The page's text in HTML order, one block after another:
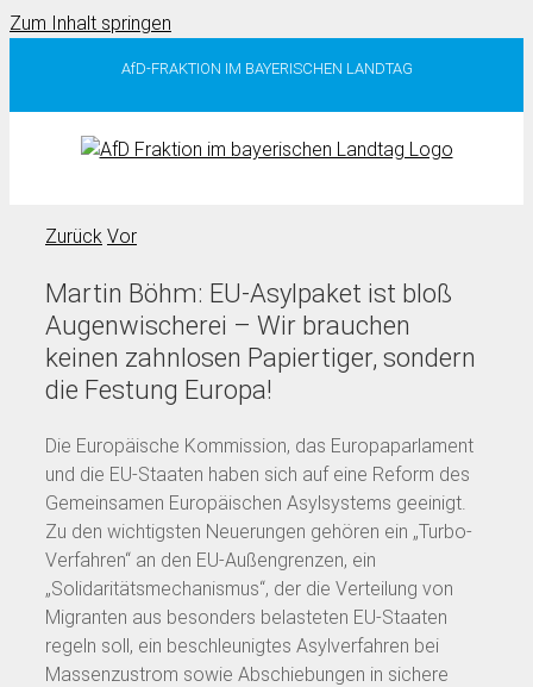
Zum Inhalt springen
AfD-FRAKTION IM BAYERISCHEN LANDTAG
Zurück Vor
Martin Böhm: EU-Asylpaket ist bloß
Augenwischerei – Wir brauchen
keinen zahnlosen Papiertiger, sondern
die Festung Europa!
Die Europäische Kommission, das Europaparlament
und die EU-Staaten haben sich auf eine Reform des
Gemeinsamen Europäischen Asylsystems geeinigt.
Zu den wichtigsten Neuerungen gehören ein „Turbo-
Verfahren“ an den EU-Außengrenzen, ein
„Solidaritätsmechanismus“, der die Verteilung von
Migranten aus besonders belasteten EU-Staaten
regeln soll, ein beschleunigtes Asylverfahren bei
Massenzustrom sowie Abschiebungen in sichere